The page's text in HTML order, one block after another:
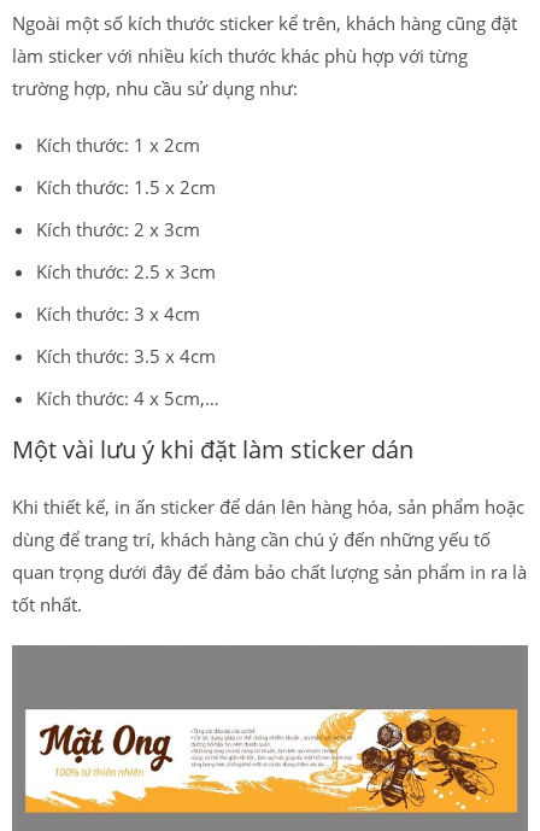
Ngoài một số kích thước sticker kể trên, khách hàng cũng đặt
làm sticker với nhiều kích thước khác phù hợp với từng
trường hợp, nhu cầu sử dụng như:
Kích thước: 1 x 2cm
Kích thước: 1.5 x 2cm
Kích thước: 2 x 3cm
Kích thước: 2.5 x 3cm
Kích thước: 3 x 4cm
Kích thước: 3.5 x 4cm
Kích thước: 4 x 5cm,…
Một vài lưu ý khi đặt làm sticker dán
Khi thiết kế, in ấn sticker để dán lên hàng hóa, sản phẩm hoặc
dùng để trang trí, khách hàng cần chú ý đến những yếu tố
quan trọng dưới đây để đảm bảo chất lượng sản phẩm in ra là
tốt nhất.